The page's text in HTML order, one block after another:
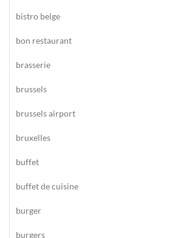
bistro belge
bon restaurant
brasserie
brussels
brussels airport
bruxelles
buffet
buffet de cuisine
burger
burgers